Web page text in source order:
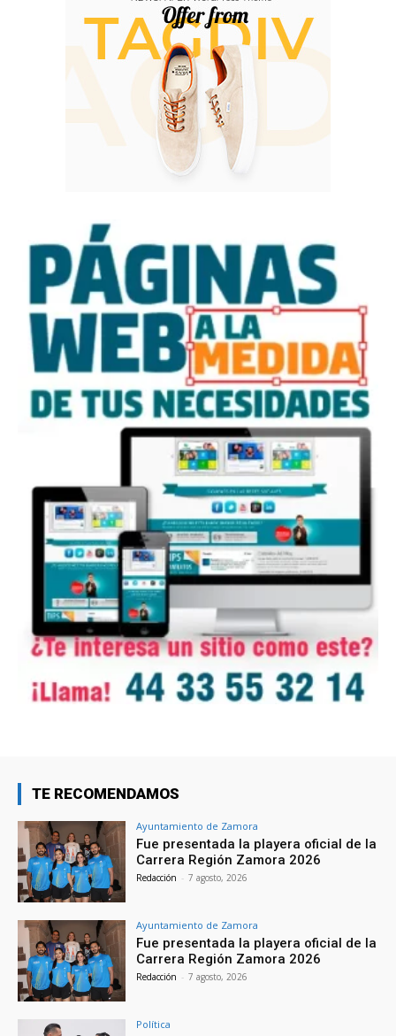
TE RECOMENDAMOS
Ayuntamiento de Zamora
Fue presentada la playera oficial de la
Carrera Región Zamora 2026
Redacción - 7 agosto, 2026
Ayuntamiento de Zamora
Fue presentada la playera oficial de la
Carrera Región Zamora 2026
Redacción - 7 agosto, 2026
Política